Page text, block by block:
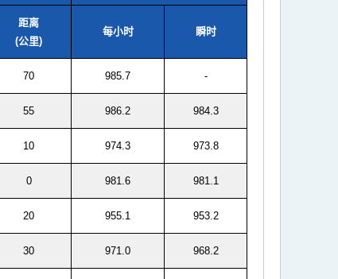
距离
(公里)
每小时 瞬时
70 985.7 -
55 986.2 984.3
10 974.3 973.8
0 981.6 981.1
20 955.1 953.2
30 971.0 968.2